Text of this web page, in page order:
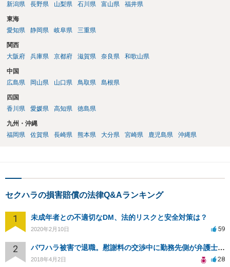
新潟県
長野県 山梨県 石川県 富山県 福井県
東海
愛知県
静岡県 岐阜県 三重県
関西
大阪府
兵庫県 京都府 滋賀県 奈良県 和歌山県
中国
広島県
岡山県 山口県 鳥取県 島根県
四国
香川県
愛媛県 高知県 徳島県
九州・沖縄
福岡県
佐賀県 長崎県 熊本県 大分県 宮崎県 鹿児島県 沖縄県
セクハラの損害賠償の法律Q&Aランキング
1 未成年者との不適切なDM、法的リスクと安全対策は？
2020年2月10日 59
2 パワハラ被害で退職。慰謝料の交渉中に勤務先側が弁護士を立ててきました
2018年4月2日 28